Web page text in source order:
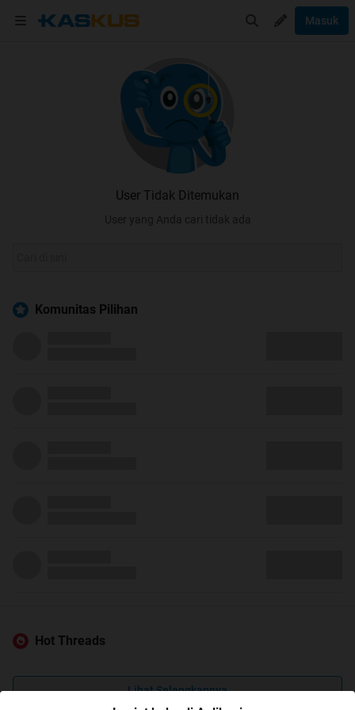
Masuk
User Tidak Ditemukan
User yang Anda cari tidak ada
Komunitas Pilihan
Hot Threads
Lihat Selengkapnya